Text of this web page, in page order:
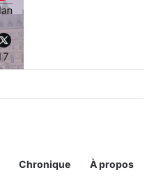
Chronique À propos